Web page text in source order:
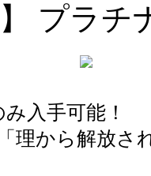
】 プラ
入手可能！
理から解放さ